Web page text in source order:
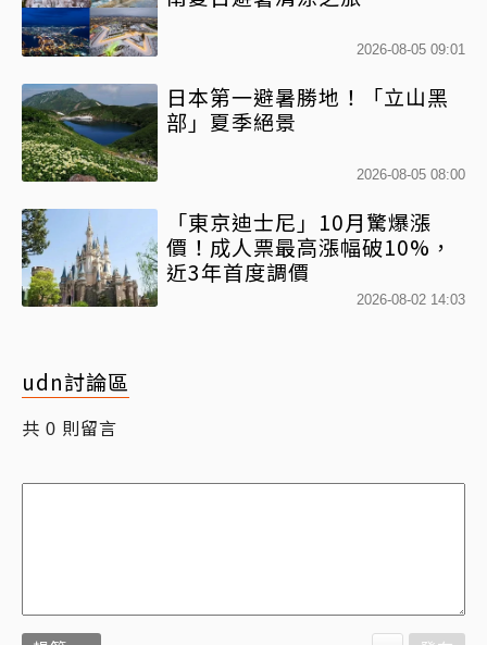
2026-08-05 09:01
日本第一避暑勝地！「立山黑
部」夏季絕景
2026-08-05 08:00
「東京迪士尼」10月驚爆漲
價！成人票最高漲幅破10%，
近3年首度調價
2026-08-02 14:03
udn討論區
共 0 則留言